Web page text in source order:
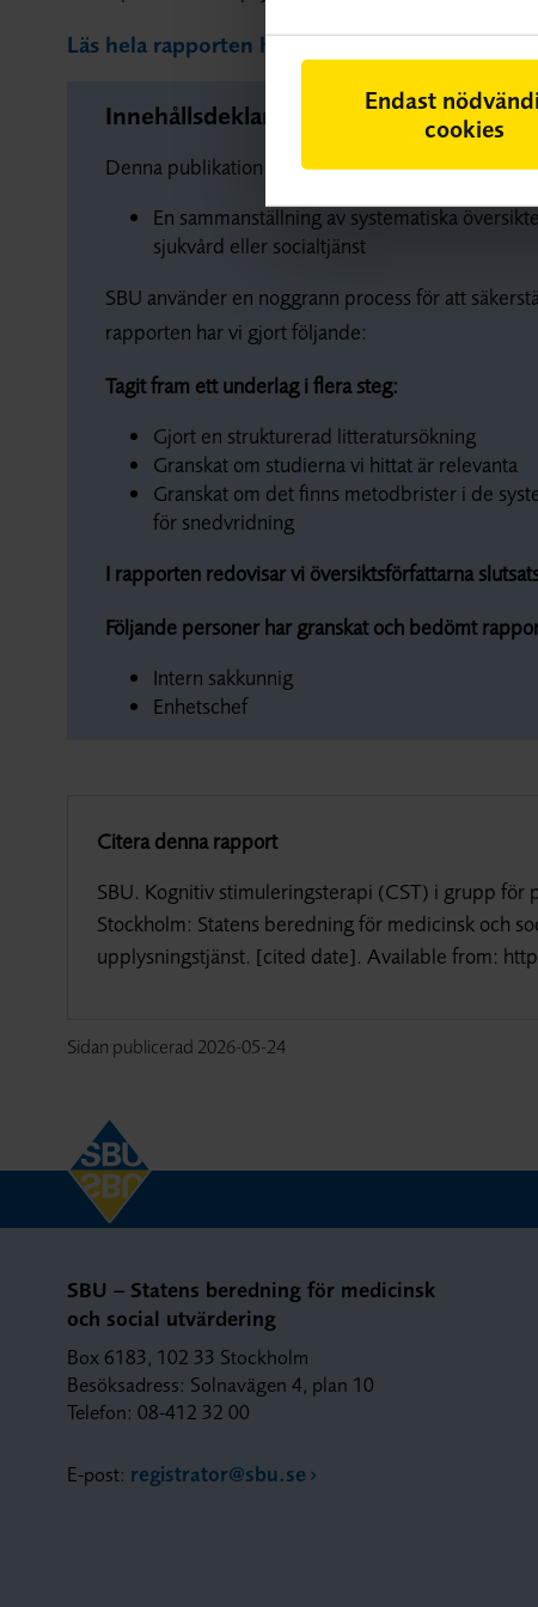
Endast
cookies
Läs hela rapporten här
Innehållsdeklaration
Denna publikation innehåller:
En sammanställning av systematiska
sjukvård eller socialtjänst
SBU använder en noggrann process för att
rapporten har vi gjort följande:
Tagit fram ett underlag i flera steg:
Gjort en strukturerad litteratursökning
Granskat om studierna vi hittat är relevanta
Granskat om det finns metodbrister i de
för snedvridning
I rapporten redovisar vi översiktsförfattarna
Följande personer har granskat och bedömt
Intern sakkunnig
Enhetschef
Citera denna rapport
SBU. Kognitiv stimuleringsterapi (CST) i grupp för
Stockholm: Statens beredning för medicinsk och
upplysningstjänst. [cited date]. Available from:
Sidan publicerad 2026-05-24
SBU – Statens beredning för medicinsk
och social utvärdering
Box 6183, 102 33 Stockholm
Besöksadress: Solnavägen 4, plan 10
Telefon: 08-412 32 00
E-post: registrator@sbu.se